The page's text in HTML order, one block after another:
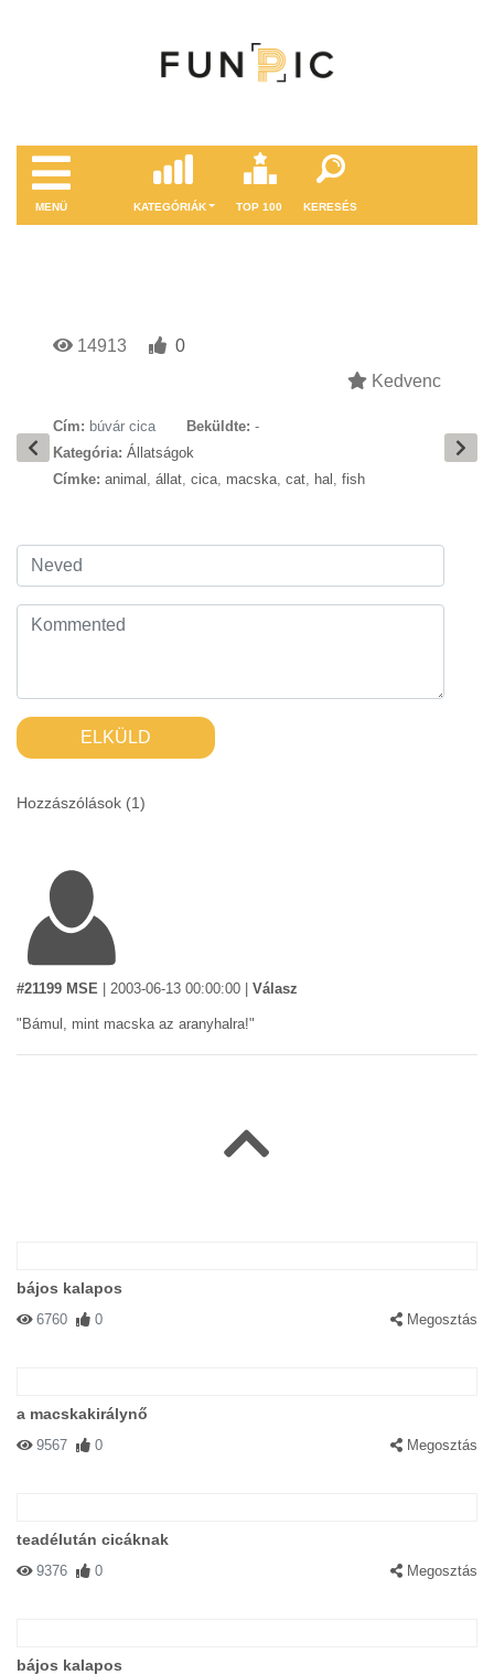
MENÜ KATEGÓRIÁK TOP 100 KERESÉS
14913
0
Kedvenc
Cím: búvár cica Beküldte: -
Kategória: Állatságok
Címke: animal , állat, cica, macska, cat, hal , fish
ELKÜLD
Hozzászólások (1)
#21199 MSE 2003-06-13 00:00:00 Válasz
"Bámul, mint macska az aranyhalra!"
bájos kalapos
6760 0 Megosztás
a macskakirálynő
9567 0 Megosztás
teadélután cicáknak
9376 0 Megosztás
bájos kalapos